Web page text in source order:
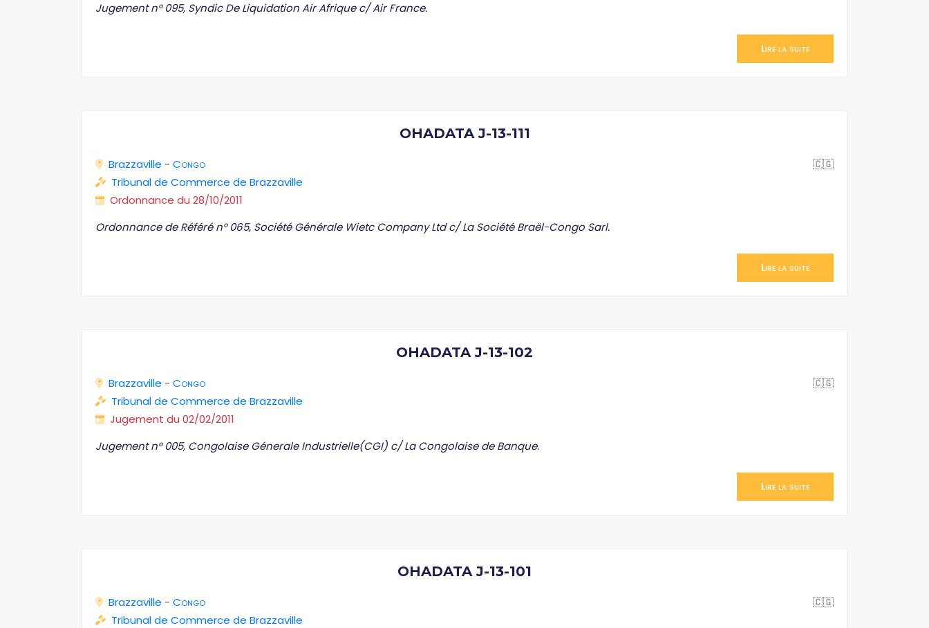
Jugement n° 095, Syndic De Liquidation Air Afrique c/ Air France.
Lire la suite
OHADATA J-13-111
Brazzaville - Congo
🇨🇬
Tribunal de Commerce de Brazzaville
Ordonnance du 28/10/2011
Ordonnance de Référé n° 065, Société Générale Wietc Company Ltd c/ La Société Braël-Congo Sarl.
Lire la suite
OHADATA J-13-102
Brazzaville - Congo
🇨🇬
Tribunal de Commerce de Brazzaville
Jugement du 02/02/2011
Jugement n° 005, Congolaise Génerale Industrielle(CGI) c/ La Congolaise de Banque.
Lire la suite
OHADATA J-13-101
Brazzaville - Congo
🇨🇬
Tribunal de Commerce de Brazzaville